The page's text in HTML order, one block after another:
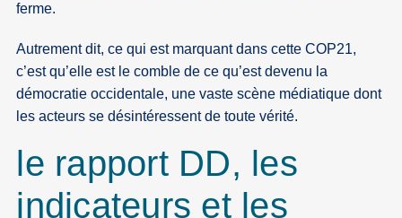
ferme.
Autrement dit, ce qui est marquant dans cette COP21,
c’est qu’elle est le comble de ce qu’est devenu la
démocratie occidentale, une vaste scène médiatique dont
les acteurs se désintéressent de toute vérité.
le rapport DD, les
indicateurs et les